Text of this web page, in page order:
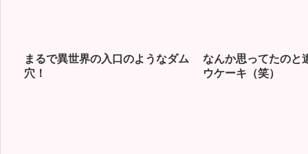
まるで異世界の入口のようなダム
穴！
なんか思ってたのと
ウケーキ（笑）